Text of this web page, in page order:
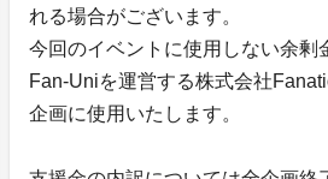
れる場合がございます。
今回のイベントに使用しない余剰
Fan-Uniを運営する株式会社
企画に使用いたします。